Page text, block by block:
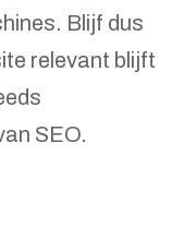
Blijf dus
relevant blijft
SEO.